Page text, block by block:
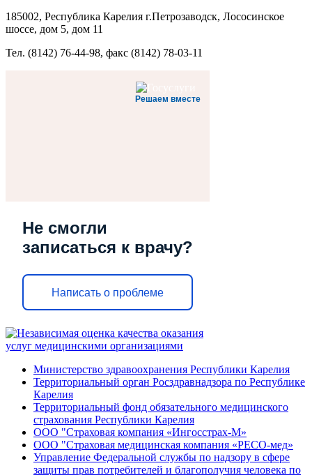
185002, Республика Карелия г.Петрозаводск, Лососинское
шоссе, дом 5, дом 11
Тел. (8142) 76-44-98, факс (8142) 78-03-11
Решаем вместе
Не смогли
записаться к врачу?
Написать о проблеме
Министерство здравоохранения Республики Карелия
Территориальный орган Росздравнадзора по Республике
Карелия
Территориальный фонд обязательного медицинского
страхования Республики Карелия
ООО "Страховая компания «Ингосстрах-М»
ООО "Страховая медицинская компания «РЕСО-мед»
Управление Федеральной службы по надзору в сфере
защиты прав потребителей и благополучия человека по